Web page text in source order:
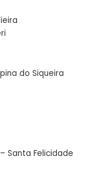
do Siqueira
Santa Felicidade